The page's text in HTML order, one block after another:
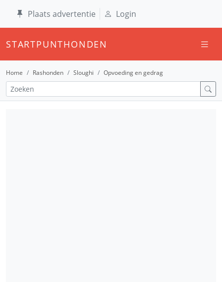
Plaats advertentie Login
STARTPUNTHONDEN
Home Rashonden Sloughi Opvoeding en gedrag